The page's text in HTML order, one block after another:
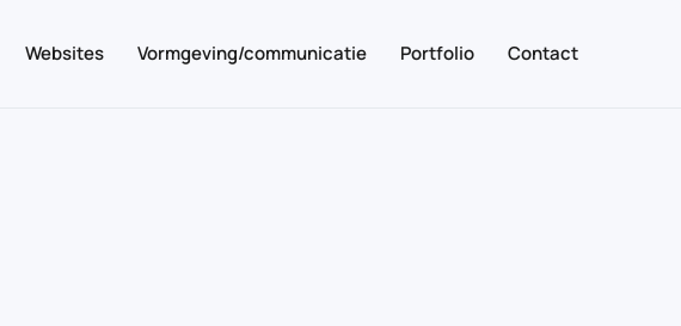
Websites Vormgeving/communicatie Portfolio Contact